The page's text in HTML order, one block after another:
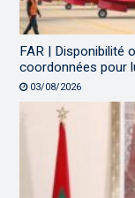
FAR | Disponibilité
coordonnées pour
03/08/2026